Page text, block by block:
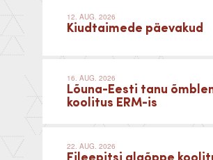
12. AUG. 2026
Kiudtaimede päevakud
16. AUG. 2026
Lõuna-Eesti tanu
koolitus ERM-is
22. AUG. 2026